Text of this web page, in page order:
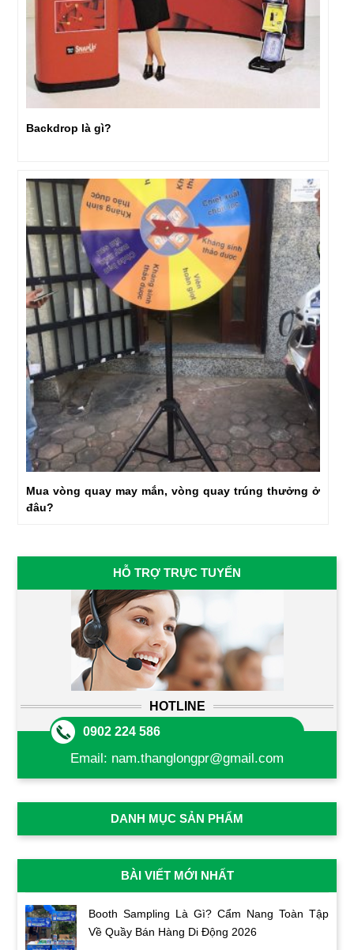
Backdrop là gì?
Mua vòng quay may mắn, vòng quay trúng thưởng ở
đâu?
HỖ TRỢ TRỰC TUYẾN
HOTLINE
0902 224 586
Email: nam.thanglongpr@gmail.com
DANH MỤC SẢN PHẨM
BÀI VIẾT MỚI NHẤT
Booth Sampling Là Gì? Cẩm Nang Toàn Tập
Về Quầy Bán Hàng Di Động 2026